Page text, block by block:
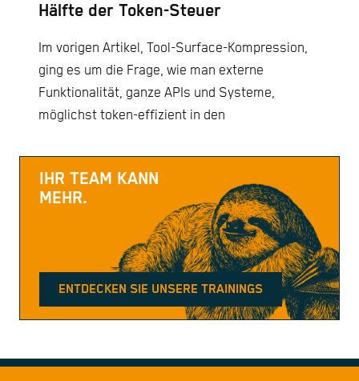
Hälfte der Token-Steuer
Im vorigen Artikel, Tool-Surface-Kompression,
ging es um die Frage, wie man externe
Funktionalität, ganze APIs und Systeme,
möglichst token-effizient in den
IHR TEAM KANN
MEHR.
ENTDECKEN SIE UNSERE TRAININGS